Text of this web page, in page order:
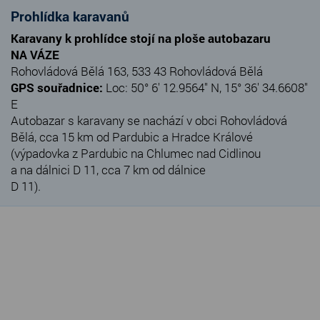
Prohlídka karavanů
Karavany k prohlídce stojí na ploše autobazaru
NA VÁZE
Rohovládová Bělá 163, 533 43 Rohovládová Bělá
GPS souřadnice: Loc: 50° 6' 12.9564" N, 15° 36' 34.6608"
E
Autobazar s karavany se nachází v obci Rohovládová
Bělá, cca 15 km od Pardubic a Hradce Králové
(výpadovka z Pardubic na Chlumec nad Cidlinou
a na dálnici D 11, cca 7 km od dálnice
D 11).